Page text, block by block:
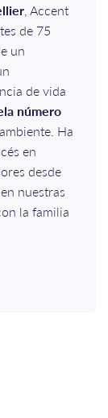
, Accent
de 75
un
de vida
número
Ha
en
desde
nuestras
la familia